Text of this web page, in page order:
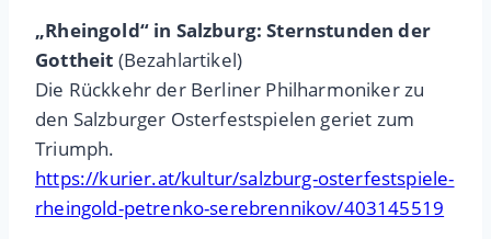
„Rheingold“ in Salzburg: Sternstunden der
Gottheit (Bezahlartikel)
Die Rückkehr der Berliner Philharmoniker zu
den Salzburger Osterfestspielen geriet zum
Triumph.
https://kurier.at/kultur/salzburg-osterfestspiele-
rheingold-petrenko-serebrennikov/403145519